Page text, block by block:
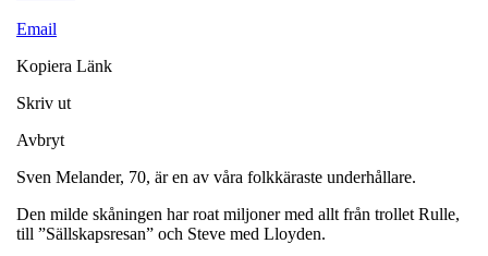
Email
Kopiera Länk
Skriv ut
Avbryt
Sven Melander, 70, är en av våra folkkäraste underhållare.
Den milde skåningen har roat miljoner med allt från trollet Rulle,
till ”Sällskapsresan” och Steve med Lloyden.